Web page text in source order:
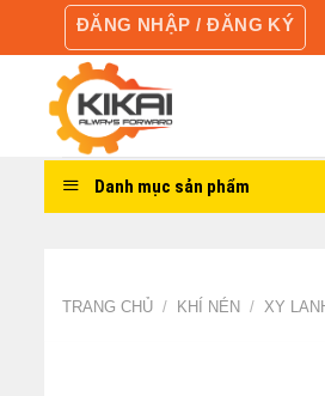
content
ĐĂNG NHẬP / ĐĂNG KÝ
Danh mục sản phẩm
TRANG CHỦ / KHÍ NÉN / XY